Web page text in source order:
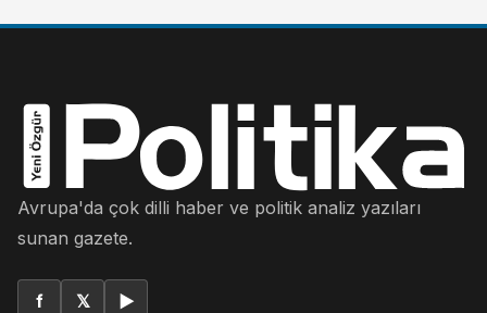
Avrupa'da çok dilli haber ve politik analiz yazıları
sunan gazete.
f 𝕏 ▶